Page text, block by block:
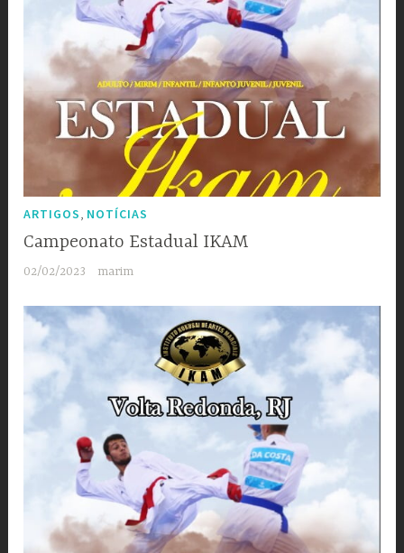
ARTIGOS NOTÍCIAS
Campeonato Estadual IKAM
02/02/2023 marim